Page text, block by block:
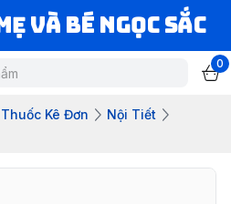
và Bé Ngọc Sắc
0
Thuốc Kê Đơn
Nội Tiết